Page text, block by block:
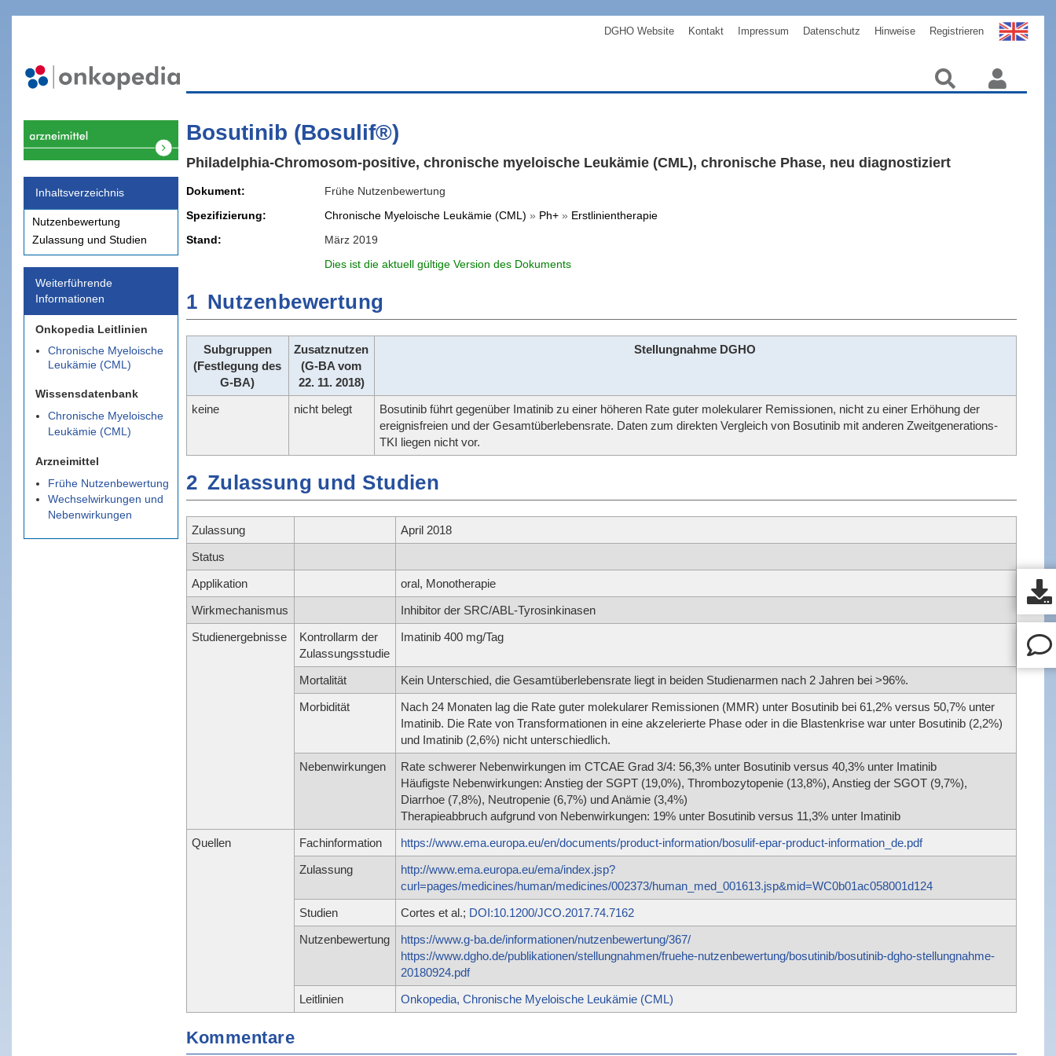
DGHO Website Kontakt Impressum Datenschutz Hinweise Registrieren
Inhaltsverzeichnis
Nutzenbewertung
Zulassung und Studien
Weiterführende
Informationen
Onkopedia Leitlinien
Chronische Myeloische
Leukämie (CML)
Wissensdatenbank
Chronische Myeloische
Leukämie (CML)
Arzneimittel
Frühe Nutzenbewertung
Wechselwirkungen und
Nebenwirkungen
Bosutinib (Bosulif®)
Philadelphia-Chromosom-positive, chronische myeloische Leukämie (CML), chronische Phase, neu diagnostiziert
Dokument
Frühe Nutzenbewertung
Spezifizierung
Chronische Myeloische Leukämie (CML) » Ph+» Erstlinientherapie
Stand
März 2019
Dies ist die aktuell gültige Version des Dokuments
1 Nutzenbewertung
Subgruppen
(Festlegung des
G-BA)
Zusatznutzen
(G-BA vom
22. 11. 2018)
Stellungnahme DGHO
keine nicht belegt
Bosutinib führt gegenüber Imatinib zu einer höheren Rate guter molekularer Remissionen, nicht zu einer Erhöhung der
ereignisfreien und der Gesamtüberlebensrate. Daten zum direkten Vergleich von Bosutinib mit anderen Zweitgenerations-
TKI liegen nicht vor.
2 Zulassung und Studien
Zulassung
April 2018
Status
Applikation
oral, Monotherapie
Wirkmechanismus
Inhibitor der SRC/ABL-Tyrosinkinasen
Studienergebnisse
Kontrollarm der
Zulassungsstudie
Imatinib 400 mg/Tag
Mortalität
Kein Unterschied, die Gesamtüberlebensrate liegt in beiden Studienarmen nach 2 Jahren bei >96%.
Morbidität
Nach 24 Monaten lag die Rate guter molekularer Remissionen (MMR) unter Bosutinib bei 61,2% versus 50,7% unter
Imatinib. Die Rate von Transformationen in eine akzelerierte Phase oder in die Blastenkrise war unter Bosutinib (2,2%)
und Imatinib (2,6%) nicht unterschiedlich.
Nebenwirkungen
Rate schwerer Nebenwirkungen im CTCAE Grad 3/4: 56,3% unter Bosutinib versus 40,3% unter Imatinib
Häufigste Nebenwirkungen: Anstieg der SGPT (19,0%), Thrombozytopenie (13,8%), Anstieg der SGOT (9,7%),
Diarrhoe (7,8%), Neutropenie (6,7%) und Anämie (3,4%)
Therapieabbruch aufgrund von Nebenwirkungen: 19% unter Bosutinib versus 11,3% unter Imatinib
Quellen
Fachinformation
https://www.ema.europa.eu/en/documents/product-information/bosulif-epar-product-information_de.pdf
Zulassung
http://www.ema.europa.eu/ema/index.jsp?
curl=pages/medicines/human/medicines/002373/human_med_001613.jsp&mid=WC0b01ac058001d124
Studien
Cortes et al.; DOI:10.1200/JCO.2017.74.7162
Nutzenbewertung
https://www.g-ba.de/informationen/nutzenbewertung/367/
https://www.dgho.de/publikationen/stellungnahmen/fruehe-nutzenbewertung/bosutinib/bosutinib-dgho-stellungnahme-
20180924.pdf
Leitlinien
Onkopedia, Chronische Myeloische Leukämie (CML)
Kommentare